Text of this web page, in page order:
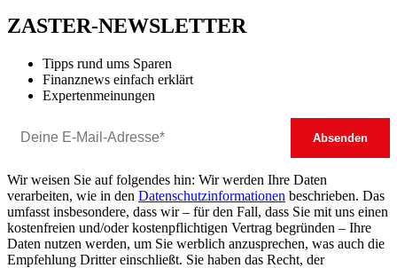
ZASTER-NEWSLETTER
Tipps rund ums Sparen
Finanznews einfach erklärt
Expertenmeinungen
Wir weisen Sie auf folgendes hin: Wir werden Ihre Daten
verarbeiten, wie in den Datenschutzinformationen beschrieben. Das
umfasst insbesondere, dass wir – für den Fall, dass Sie mit uns einen
kostenfreien und/oder kostenpflichtigen Vertrag begründen – Ihre
Daten nutzen werden, um Sie werblich anzusprechen, was auch die
Empfehlung Dritter einschließt. Sie haben das Recht, der